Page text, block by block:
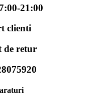
21:00
clienti
de retur